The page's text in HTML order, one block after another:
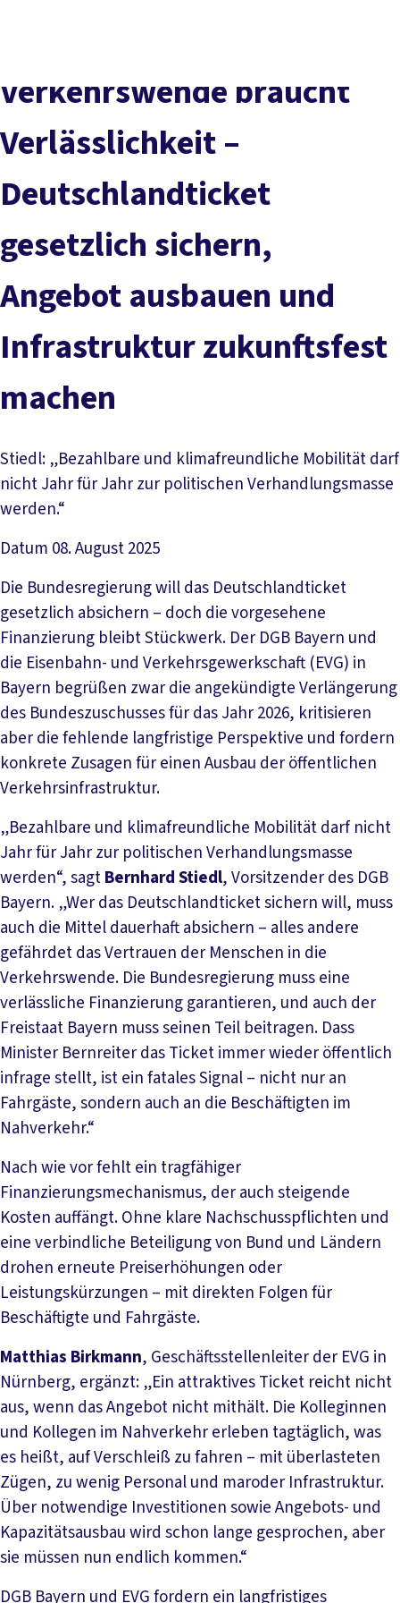
Service
Mitmachen
Verkehrswende braucht
Verlässlichkeit –
Deutschlandticket
gesetzlich sichern,
Angebot ausbauen und
Infrastruktur zukunftsfest
machen
Stiedl: „Bezahlbare und klimafreundliche Mobilität darf
nicht Jahr für Jahr zur politischen Verhandlungsmasse
werden.“
Datum 08. August 2025
Die Bundesregierung will das Deutschlandticket
gesetzlich absichern – doch die vorgesehene
Finanzierung bleibt Stückwerk. Der DGB Bayern und
die Eisenbahn- und Verkehrsgewerkschaft (EVG) in
Bayern begrüßen zwar die angekündigte Verlängerung
des Bundeszuschusses für das Jahr 2026, kritisieren
aber die fehlende langfristige Perspektive und fordern
konkrete Zusagen für einen Ausbau der öffentlichen
Verkehrsinfrastruktur.
„Bezahlbare und klimafreundliche Mobilität darf nicht
Jahr für Jahr zur politischen Verhandlungsmasse
werden“, sagtBernhard Stiedl, Vorsitzender des DGB
Bayern. „Wer das Deutschlandticket sichern will, muss
auch die Mittel dauerhaft absichern – alles andere
gefährdet das Vertrauen der Menschen in die
Verkehrswende. Die Bundesregierung muss eine
verlässliche Finanzierung garantieren, und auch der
Freistaat Bayern muss seinen Teil beitragen. Dass
Minister Bernreiter das Ticket immer wieder öffentlich
infrage stellt, ist ein fatales Signal – nicht nur an
Fahrgäste, sondern auch an die Beschäftigten im
Nahverkehr.“
Nach wie vor fehlt ein tragfähiger
Finanzierungsmechanismus, der auch steigende
Kosten auffängt. Ohne klare Nachschusspflichten und
eine verbindliche Beteiligung von Bund und Ländern
drohen erneute Preiserhöhungen oder
Leistungskürzungen – mit direkten Folgen für
Beschäftigte und Fahrgäste.
Matthias Birkmann, Geschäftsstellenleiter der EVG in
Nürnberg, ergänzt: „Ein attraktives Ticket reicht nicht
aus, wenn das Angebot nicht mithält. Die Kolleginnen
und Kollegen im Nahverkehr erleben tagtäglich, was
es heißt, auf Verschleiß zu fahren – mit überlasteten
Zügen, zu wenig Personal und maroder Infrastruktur.
Über notwendige Investitionen sowie Angebots- und
Kapazitätsausbau wird schon lange gesprochen, aber
sie müssen nun endlich kommen.“
DGB Bayern und EVG fordern ein langfristiges